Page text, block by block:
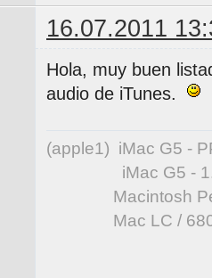
16.07.2011
Hola, muy buen
audio de iTunes.
(apple1) iMac G5 -
iMac G5 - 1.83
Macintosh
Mac LC / 68020